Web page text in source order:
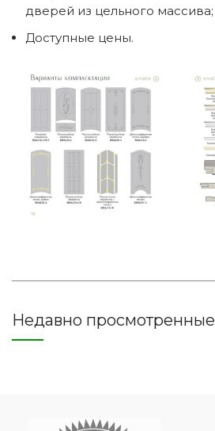
дверей из цельного массива;
Доступные цены.
Недавно просмотренные